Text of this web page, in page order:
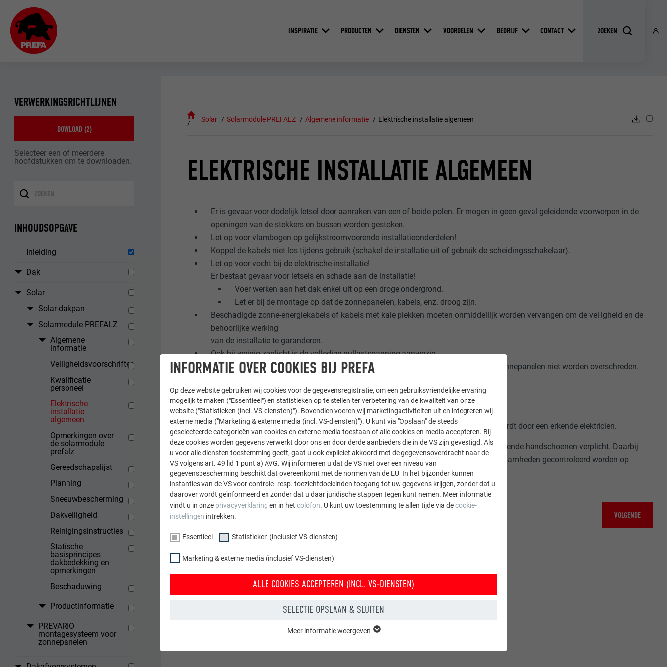
INSPIRATIE PRODUCTEN DIENSTEN VOORDELEN BEDRIJF CONTACT
VERWERKINGSRICHTLIJNEN
DOWLOAD (2)
Selecteer een of meerdere
hoofdstukken om te downloaden.
INHOUDSOPGAVE
Inleiding
Dak
Solar
Solar-dakpan
Solarmodule PREFALZ
Algemene
informatie
Veiligheidsvoorschriften
Kwalificatie
personeel
Elektrische
installatie
algemeen
Opmerkingen over
de solarmodule
prefalz
Gereedschapslijst
Planning
Sneeuwbescherming
Dakveiligheid
Reinigingsinstructies
Statische
basisprincipes
dakbedekking en
opmerkingen
Beschaduwing
Productinformatie
PREVARIO
montagesysteem voor
zonnepanelen
Solar Solarmodule PREFALZ Algemene informatie Elektrische installatie algemeen
ELEKTRISCHE INSTALLATIE ALGEMEEN
Er is gevaar voor dodelijk letsel door aanraken van een of beide polen. Er mogen in geen geval geleidende voorwerpen in de
openingen van de stekkers en bussen worden gestoken.
Let op voor vlambogen op gelijkstroomvoerende installatieonderdelen!
Koppel de kabels niet los tijdens gebruik (schakel de installatie uit of gebruik de scheidingsschakelaar).
Let op voor vocht bij de elektrische installatie!
Er bestaat gevaar voor letsels en schade aan de installatie!
Voer werken aan het dak enkel uit op een droge ondergrond.
Let er bij de montage op dat de zonnepanelen, kabels, enz. droog zijn.
Beschadigde zonne-energiekabels of kabels met kale plekken moeten onmiddellijk worden vervangen om de veiligheid en de
behoorlijke werking
van de installatie te garanderen.
Ook bij weinig zonlicht is de volledige nullastspanning aanwezig.
Ook bij lage temperaturen mag de maximaal toegelaten systeemspanning van de zonnepanelen niet worden overschreden.
Hogere spanning als lage veiligheidsspanning!
Risico op letsels door het verhogen van de spanning bij serieschakeling!
Er moet gegarandeerd worden dat de elektrische installatie en ingebruikname uitgevoerd wordt door een erkende elektricien.
Bij werken met onder spanning staande solarstekkers is het dragen van geschikte beschermende handschoenen verplicht. Daarbij
moet er in het bijzonder op gelet worden dat de handschoenen voor het begin van de werkzaamheden gecontroleerd worden op
beschadigingen.
TERUG VOLGENDE
INFORMATIE OVER COOKIES BIJ PREFA
Op deze website gebruiken wij cookies voor de gegevensregistratie, om een gebruiksvriendelijke ervaring
mogelijk te maken ("Essentieel") en statistieken op te stellen ter verbetering van de kwaliteit van onze
website ("Statistieken (incl. VS-diensten)"). Bovendien voeren wij marketingactiviteiten uit en integreren wij
externe media ("Marketing & externe media (incl. VS-diensten)"). U kunt via "Opslaan" de steeds
geselecteerde categorieën van cookies en externe media toestaan of alle cookies en media accepteren. Bij
deze cookies worden gegevens verwerkt door ons en door derde aanbieders die in de VS zijn gevestigd. Als
u voor alle diensten toestemming geeft, gaat u ook expliciet akkoord met de gegevensoverdracht naar de
VS volgens art. 49 lid 1 punt a) AVG. Wij informeren u dat de VS niet over een niveau van
gegevensbescherming beschikt dat overeenkomt met de normen van de EU. In het bijzonder kunnen
instanties van de VS voor controle- resp. toezichtdoeleinden toegang tot uw gegevens krijgen, zonder dat u
daarover wordt geïnformeerd en zonder dat u daar juridische stappen tegen kunt nemen. Meer informatie
vindt u in onze privacyverklaring en in het colofon. U kunt uw toestemming te allen tijde via decookie-
instellingen intrekken.
Essentieel Statistieken (inclusief VS-diensten)
Marketing & externe media (inclusief VS-diensten)
ALLE COOKIES ACCEPTEREN (INCL. VS-DIENSTEN)
SELECTIE OPSLAAN & SLUITEN
Meer informatie weergeven